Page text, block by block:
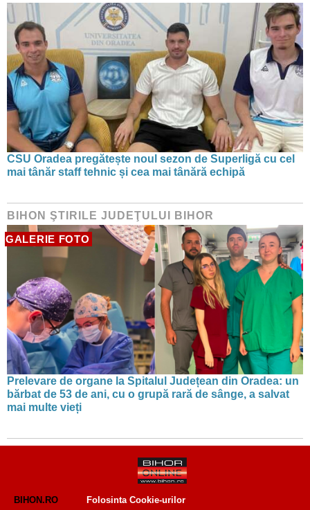
CSU Oradea pregătește noul sezon de Superligă cu cel
mai tânăr staff tehnic și cea mai tânără echipă
BIHON ŞTIRILE JUDEŢULUI BIHOR
GALERIE FOTO
Prelevare de organe la Spitalul Județean din Oradea: un
bărbat de 53 de ani, cu o grupă rară de sânge, a salvat
mai multe vieți
BIHON.RO Folosinta Cookie-urilor